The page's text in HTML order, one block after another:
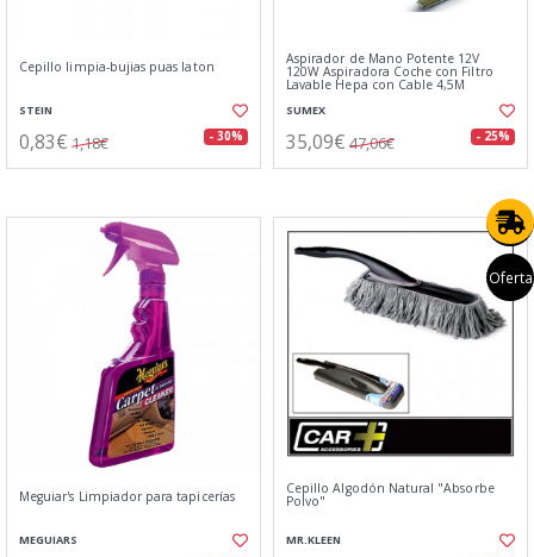
Cepillo limpia-bujias puas laton
STEIN
0,83€ 1,18€ - 30%
Aspirador de Mano Potente 12V
120W Aspiradora Coche con Filtro
Lavable Hepa con Cable 4,5M
SUMEX
35,09€ 47,06€ - 25%
Meguiar's Limpiador para tapicerías
MEGUIARS
Oferta
Cepillo Algodón Natural "Absorbe
Polvo"
MR.KLEEN